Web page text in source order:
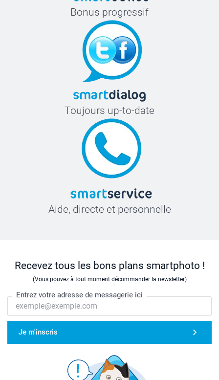
Bonus progressif
Toujours up-to-date
Aide, directe et personnelle
Recevez tous les bons plans smartphoto !
(Vous pouvez à tout moment décommander la newsletter)
Entrez votre adresse de messagerie ici
Je m'inscris